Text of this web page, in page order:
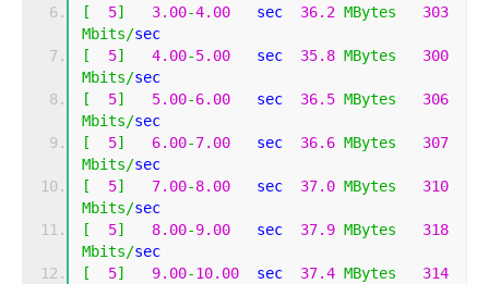
[
5] 3.00-4.00
   sec
36.2 MBytes
303
Mbits/sec
[
5] 4.00-5.00
   sec
35.8 MBytes
300
Mbits/sec
[
5] 5.00-6.00
   sec
36.5 MBytes
306
Mbits/sec
[
5] 6.00-7.00
   sec
36.6 MBytes
307
Mbits/sec
[
5] 7.00-8.00
   sec
37.0 MBytes
310
Mbits/sec
[
5] 8.00-9.00
   sec
37.9 MBytes
318
Mbits/sec
[
5] 9.00-10.00
  sec
37.4 MBytes
314